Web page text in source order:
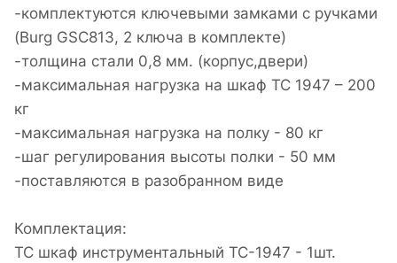
-комплектуются ключевыми замками с ручками
(Burg GSC813, 2 ключа в комплекте)
-толщина стали 0,8 мм. (корпус,двери)
-максимальная нагрузка на шкаф ТС 1947 – 200
кг
-максимальная нагрузка на полку - 80 кг
-шаг регулирования высоты полки - 50 мм
-поставляются в разобранном виде
Комплектация:
TC шкаф инструментальный TC-1947 - 1шт.